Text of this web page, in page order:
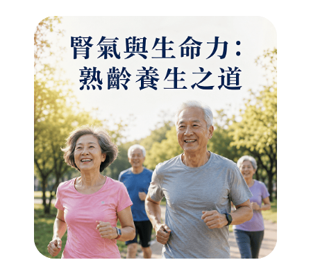
10/23 【凍未條:二十世紀末英國前衛藝術「凍
結」展】
洪儀真 老師
「凍結」(Freeze)是英國當代藝術家赫斯特
(Damien Hirst, 1965--)於 1988 年八月主導策劃的
一場獨立學生藝術展,在倫敦碼頭區(Docklands)一
個廢棄的倫敦港務局建築內舉行。「凍結」被公
認為「青年英國藝術家」運動(Young British
Artists,簡稱 YBAs)的起點與分水嶺,深刻改變英國
當代藝術的發展軌跡與市場生態。發起成員為當
時就讀於倫敦大學金匠學院(Goldsmiths College)
的十六位藝術系學生。他們繞過傳統藝廊體制,採
取自主精神,租下廢棄倉庫空間進行 DIY,並成功爭
六、丹道養生要訣
七、結語
10/23 中醫精神觀與養生保健
曾文俊 醫師
一、七情與七神
二、內傷七情爲病
三、五藏所藏七神
四、精神魂魄心意志思慮智
五、睡眠與夢
六、中醫精神保健
10/30 心身問題中醫解
曾文俊 醫師
藝術與國際展覽案例，邀請聽眾思考：在今日的
世界中，我們如何理解藝術，又如何成為其中的
一部分。
藝術於當代，始終與我們最真切相關的問題，或
許是藝術能幹嘛？是美化世界的方法？增添生活
情趣的工具？還是極具潛力的投資標的？它是專
屬於特定群體的專業遊戲？還是屬於大眾？在回
答這些問題前，或許我們得先反思一下什麼是藝
術？而創造藝術作品的藝術家又是一個怎樣的角
色？本課程將透過一些有意思的藝術案例回應上
述問題。透過這些問題的回應，我們可能會發
現，藝術能做的事，遠遠超出我們的理解與預
期。藝術雖不見得是生活的絕對需求，但也非可